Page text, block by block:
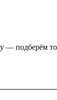
— подберём